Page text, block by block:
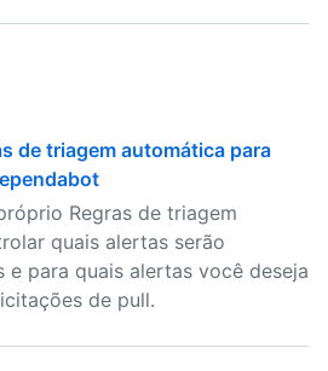
de triagem automática para
Regras de triagem
quais alertas serão
e para quais alertas você deseja
de pull.